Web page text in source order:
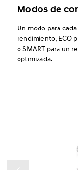
Modos de
Un modo para
rendimiento, ECO
o SMART para un
optimizada.